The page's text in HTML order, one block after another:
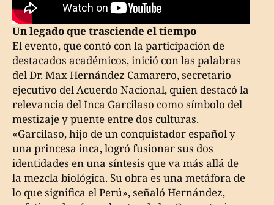
Un legado que trasciende el tiempo
El evento, que contó con la participación de
destacados académicos, inició con las palabras
del Dr. Max Hernández Camarero, secretario
ejecutivo del Acuerdo Nacional, quien destacó la
relevancia del Inca Garcilaso como símbolo del
mestizaje y puente entre dos culturas.
«Garcilaso, hijo de un conquistador español y
una princesa inca, logró fusionar sus dos
identidades en una síntesis que va más allá de
la mezcla biológica. Su obra es una metáfora de
lo que significa el Perú», señaló Hernández,